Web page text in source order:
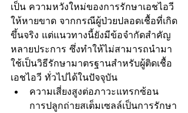
เป็น ความหวังใหม่ของการรักษาเอชไอวี
ให้หายขาด จากกรณีผู้ป่วยปลอดเชื้อที่เกิด
ขึ้นจริง แต่แนวทางนี้ยังมีข้อจำกัดสำคัญ
หลายประการ ซึ่งทำให้ไม่สามารถนำมา
ใช้เป็นวิธีรักษามาตรฐานสำหรับผู้ติดเชื้อ
เอชไอวี ทั่วไปได้ในปัจจุบัน
ความเสี่ยงสูงต่อภาวะแทรกซ้อน
การปลูกถ่ายสเต็มเซลล์เป็นการรักษา